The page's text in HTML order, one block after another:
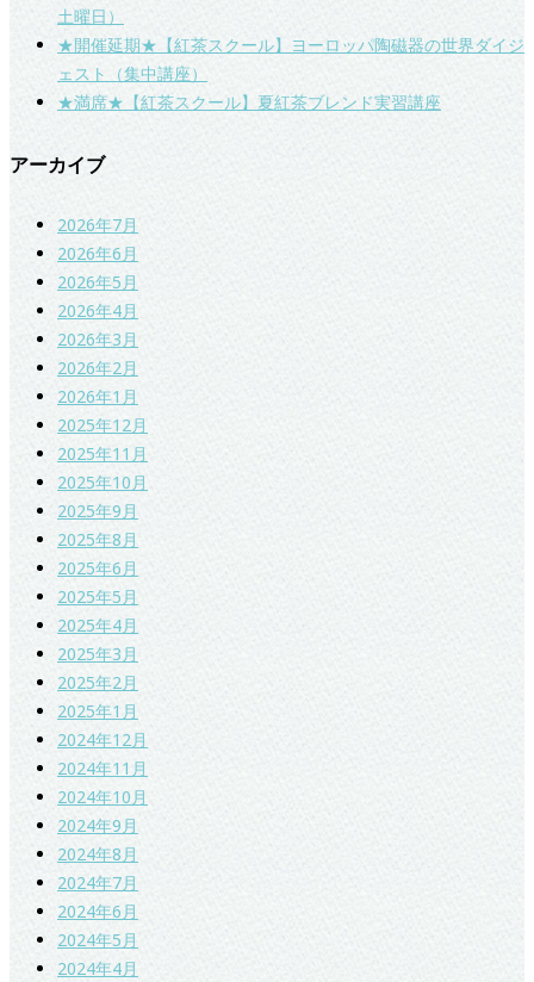
土曜日）
★開催延期★【紅茶スクール】ヨーロッパ陶磁器の世界ダイジ
ェスト（集中講座）
★満席★【紅茶スクール】夏紅茶ブレンド実習講座
アーカイブ
2026年7月
2026年6月
2026年5月
2026年4月
2026年3月
2026年2月
2026年1月
2025年12月
2025年11月
2025年10月
2025年9月
2025年8月
2025年6月
2025年5月
2025年4月
2025年3月
2025年2月
2025年1月
2024年12月
2024年11月
2024年10月
2024年9月
2024年8月
2024年7月
2024年6月
2024年5月
2024年4月